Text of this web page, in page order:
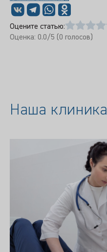
Оцените статью:
Оценка: 0.0/5 (0 голосов)
Наша клиника